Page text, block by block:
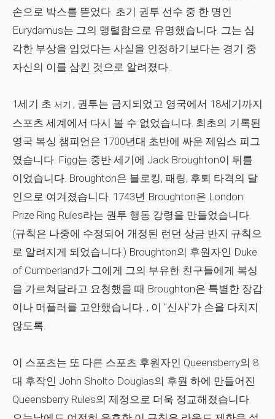
손으로 박스를 뜯었다. 초기 권투 선수 중 한 명인
Eurydamus는 그의 맹렬함으로 유명했습니다. 그는 심
각한 부상을 입었다는 사실을 인정하기보다는 경기 중
자신의 이를 삼킨 것으로 알려졌다.
1세기 초 서기 , 권투는 금지되었고 영국에서 18세기까지
스포츠 세계에서 다시 볼 수 없었습니다. 최초의 기록된
영국 복싱 챔피언은 1700년대 초반에 싸운 제임스 피그
였습니다. Figg는 중반 세기에 Jack Broughton이 뒤를
이었습니다. Broughton은 블로킹, 패링, 후퇴 타격의 달
인으로 여겨졌습니다. 1743년 Broughton은 London
Prize Ring Rules라는 권투 행동 강령을 만들었습니다.
(규칙은 나중에 수정되어 개정된 런던 상금 반지 규칙으
로 알려지게 되었습니다.) Broughton의 후원자인 Duke
of Cumberland가 그에게 그의 부유한 친구들에게 복싱
을 가르쳐달라고 요청했을 때 Broughton은 특별한 장갑
이나 머플러를 고안했습니다. , 이 "신사"가 손을 다치지
않도록.
이 스포츠는 또 다른 스포츠 후원자인 Queensberry의 8
대 후작인 John Sholto Douglas의 후원 하에 만들어진
Queensberry Rules의 제정으로 더욱 정교해졌습니다.